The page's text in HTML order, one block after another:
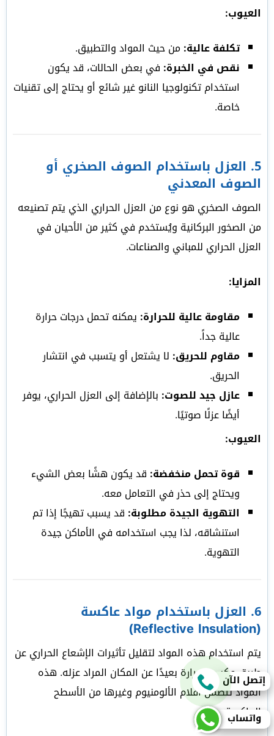
العيوب:
تكلفة عالية:من حيث المواد والتطبيق.
نقص في الخبرة: في بعض الحالات، قد يكون
استخدام تكنولوجيا النانو غير شائع أو يحتاج إلى تقنيات
خاصة.
5. العزل باستخدام الصوف الصخري أو
الصوف المعدني
الصوف الصخري هو نوع من العزل الحراري الذي يتم تصنيعه
من الصخور البركانية ويُستخدم في كثير من الأحيان في
العزل الحراري للمباني والصناعات.
المزايا:
مقاومة عالية للحرارة: يمكنه تحمل درجات حرارة
عالية جداً.
مقاوم للحريق: لا يشتعل أو يتسبب في انتشار
الحريق.
عازل جيد للصوت: بالإضافة إلى العزل الحراري، يوفر
أيضًا عزلًا صوتيًا.
العيوب:
قوة تحمل منخفضة: قد يكون هشًا بعض الشيء
ويحتاج إلى حذر في التعامل معه.
التهوية الجيدة مطلوبة: قد يسبب تهيجًا إذا تم
استنشاقه، لذا يجب استخدامه في الأماكن جيدة
التهوية.
6. العزل باستخدام مواد عاكسة
(Reflective Insulation)
يتم استخدام هذه المواد لتقليل تأثيرات الإشعاع الحراري عن
طريق عكس الحرارة بعيدًا عن المكان المراد عزله. هذه
المواد تتضمن أفلام الألومنيوم وغيرها من الأسطح
العاكسة.
إتصل الآن
واتساب